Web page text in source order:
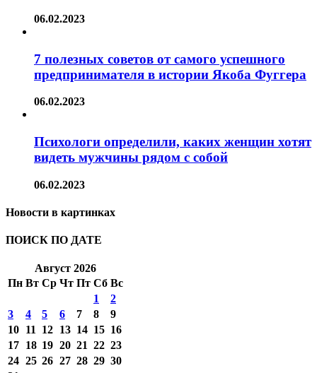
06.02.2023
7 полезных советов от самого успешного
предпринимателя в истории Якоба Фуггера
06.02.2023
Психологи определили, каких женщин хотят
видеть мужчины рядом с собой
06.02.2023
Новости в картинках
ПОИСК ПО ДАТЕ
Август 2026
Пн Вт Ср Чт Пт Сб Вс
1
2
3
4 5 6 7 8
9
10 11 12 13 14 15 16
17 18 19 20 21 22 23
24 25 26 27 28 29 30